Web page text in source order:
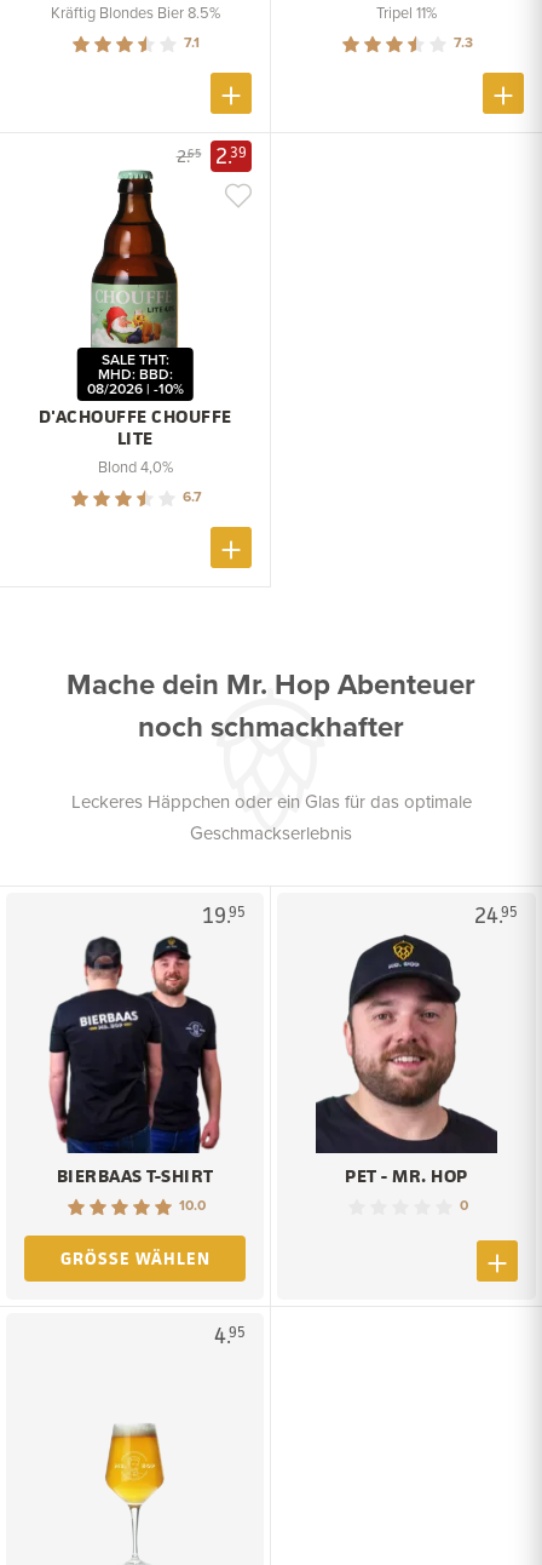
Kräftig Blondes Bier 8.5%
7.1
Tripel 11%
7.3
2.65 2.39
D'ACHOUFFE CHOUFFE
LITE
SALE THT:
MHD: BBD:
08/2026 | -10%
Blond 4,0%
6.7
Mache dein Mr. Hop Abenteuer
noch schmackhafter
Leckeres Häppchen oder ein Glas für das optimale
Geschmackserlebnis
19.95
BIERBAAS T-SHIRT
10.0
GRÖSSE WÄHLEN
24.95
PET - MR. HOP
0
4.95